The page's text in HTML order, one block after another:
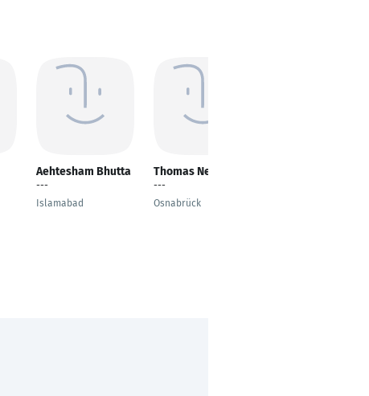
Aehtesham Bhutta
---
Islamabad
Thomas Neumann
---
Osnabrück